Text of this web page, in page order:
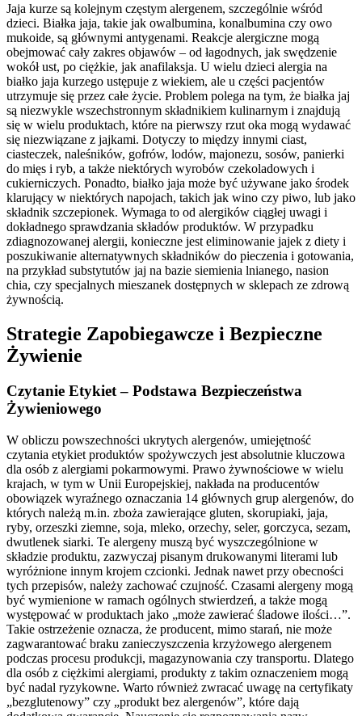
Jaja kurze są kolejnym częstym alergenem, szczególnie wśród
dzieci. Białka jaja, takie jak owalbumina, konalbumina czy owo
mukoide, są głównymi antygenami. Reakcje alergiczne mogą
obejmować cały zakres objawów – od łagodnych, jak swędzenie
wokół ust, po ciężkie, jak anafilaksja. U wielu dzieci alergia na
białko jaja kurzego ustępuje z wiekiem, ale u części pacjentów
utrzymuje się przez całe życie. Problem polega na tym, że białka jaj
są niezwykle wszechstronnym składnikiem kulinarnym i znajdują
się w wielu produktach, które na pierwszy rzut oka mogą wydawać
się niezwiązane z jajkami. Dotyczy to między innymi ciast,
ciasteczek, naleśników, gofrów, lodów, majonezu, sosów, panierki
do mięs i ryb, a także niektórych wyrobów czekoladowych i
cukierniczych. Ponadto, białko jaja może być używane jako środek
klarujący w niektórych napojach, takich jak wino czy piwo, lub jako
składnik szczepionek. Wymaga to od alergików ciągłej uwagi i
dokładnego sprawdzania składów produktów. W przypadku
zdiagnozowanej alergii, konieczne jest eliminowanie jajek z diety i
poszukiwanie alternatywnych składników do pieczenia i gotowania,
na przykład substytutów jaj na bazie siemienia lnianego, nasion
chia, czy specjalnych mieszanek dostępnych w sklepach ze zdrową
żywnością.
Strategie Zapobiegawcze i Bezpieczne
Żywienie
Czytanie Etykiet – Podstawa Bezpieczeństwa
Żywieniowego
W obliczu powszechności ukrytych alergenów, umiejętność
czytania etykiet produktów spożywczych jest absolutnie kluczowa
dla osób z alergiami pokarmowymi. Prawo żywnościowe w wielu
krajach, w tym w Unii Europejskiej, nakłada na producentów
obowiązek wyraźnego oznaczania 14 głównych grup alergenów, do
których należą m.in. zboża zawierające gluten, skorupiaki, jaja,
ryby, orzeszki ziemne, soja, mleko, orzechy, seler, gorczyca, sezam,
dwutlenek siarki. Te alergeny muszą być wyszczególnione w
składzie produktu, zazwyczaj pisanym drukowanymi literami lub
wyróżnione innym krojem czcionki. Jednak nawet przy obecności
tych przepisów, należy zachować czujność. Czasami alergeny mogą
być wymienione w ramach ogólnych stwierdzeń, a także mogą
występować w produktach jako „może zawierać śladowe ilości…”.
Takie ostrzeżenie oznacza, że producent, mimo starań, nie może
zagwarantować braku zanieczyszczenia krzyżowego alergenem
podczas procesu produkcji, magazynowania czy transportu. Dlatego
dla osób z ciężkimi alergiami, produkty z takim oznaczeniem mogą
być nadal ryzykowne. Warto również zwracać uwagę na certyfikaty
„bezglutenowy” czy „produkt bez alergenów”, które dają